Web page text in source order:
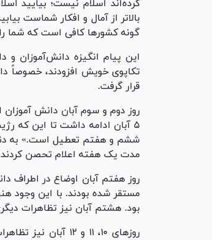
کرده‌اند اسلام نیست؛ بیایید
بالاتر از آمال و افکار شماست
گونه کشور‌ها کافی است که شما را
این پیام انگیزه دانش‌آموزان و
تکاپوی خویش افزودند، خصوصاً
قرار گرفت.
روز دوم و سوم آبان دانش
۵ آبان ادامه داشت تا این که
ششم و هفتم تعطیل است.» به
مدت یک هفته اعلام تحصن
روز هفتم آبان اوضاع در اطراف
مستقر شده بودند. با این وجود
بود. هشتم آبان نیز تظاهرات
روز‌های ۱۰، ۱۱ و